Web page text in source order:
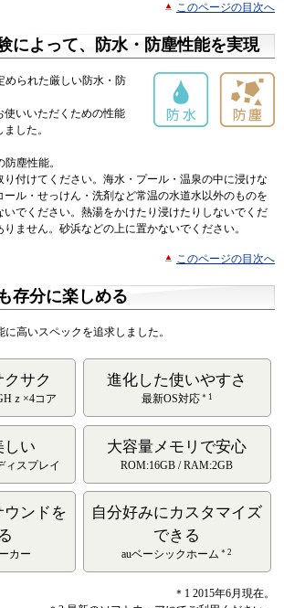
このページの目次へ
によって、防水・防塵性能を実現
められた厳しい防水・防
いいただくための性能
した。
塵性能。
り付けてください。海水・プール・温泉の中に浸けな
ール・せっけん・洗剤など常温の水道水以外のものを
いでください。熱湯をかけたり浸けたりしないでくだ
ません。砂浜などの上に置かないでください。
このページの目次へ
存分に楽しめる
に高いスペックを追求しました。
サク
ｚ×4コア
進化した使いやすさ
最新OS対応＊1
しい
ィスプレイ
大容量メモリで安心
ROM:16GB / RAM:2GB
ウンドを
カー
自分好みにカスタマイズ
できる
auベーシックホーム ＊2
＊1 2015年6月現在。